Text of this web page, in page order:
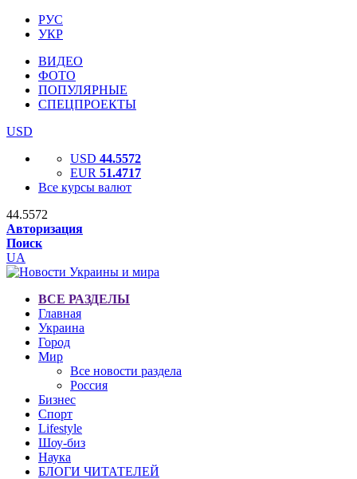
РУС
УКР
ВИДЕО
ФОТО
ПОПУЛЯРНЫЕ
СПЕЦПРОЕКТЫ
USD
USD 44.5572
EUR 51.4717
Все курсы валют
44.5572
Авторизация
Поиск
UA
ВСЕ РАЗДЕЛЫ
Главная
Украина
Город
Мир
Все новости раздела
Россия
Бизнес
Спорт
Lifestyle
Шоу-биз
Наука
БЛОГИ ЧИТАТЕЛЕЙ